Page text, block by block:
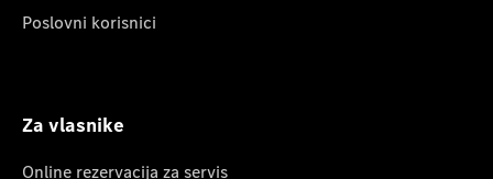
Poslovni korisnici
Za vlasnike
Online rezervacija za servis